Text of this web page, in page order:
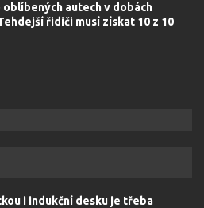
autech v dobách
řidiči musí získat 10 z 10
i indukční desku je třeba